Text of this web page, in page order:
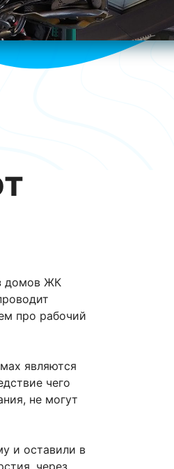
домов ЖК
про рабочий
являются
чего
не могут
и оставили в
через